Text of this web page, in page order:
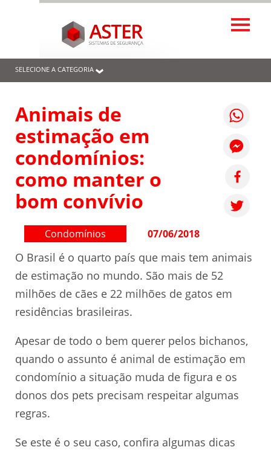
SELECIONE A CATEGORIA
Animais de
estimação em
condomínios:
como manter o
bom convívio
Condomínios 07/06/2018
O Brasil é o quarto país que mais tem animais
de estimação no mundo. São mais de 52
milhões de cães e 22 milhões de gatos em
residências brasileiras.
Apesar de todo o bem querer pelos bichanos,
quando o assunto é animal de estimação em
condomínio a situação muda de figura e os
donos dos pets precisam respeitar algumas
regras.
Se este é o seu caso, confira algumas dicas